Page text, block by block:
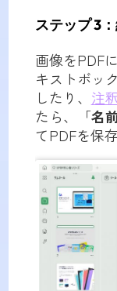
ステップ 3
画像をPDF
キストボッ
したり、 注
たら、「名
てPDFを保